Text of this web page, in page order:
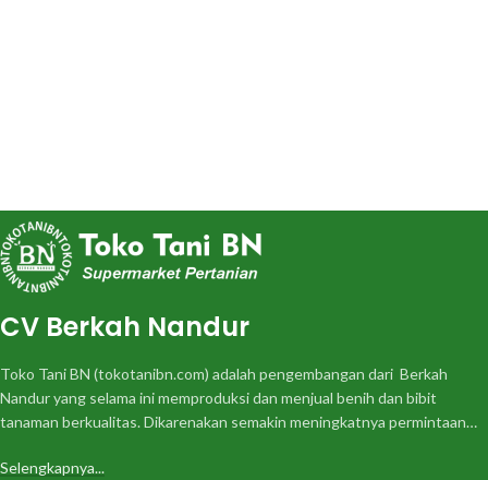
CV Berkah Nandur
Toko Tani BN (tokotanibn.com) adalah pengembangan dari Berkah
Nandur yang selama ini memproduksi dan menjual benih dan bibit
tanaman berkualitas. Dikarenakan semakin meningkatnya permintaan…
Selengkapnya...